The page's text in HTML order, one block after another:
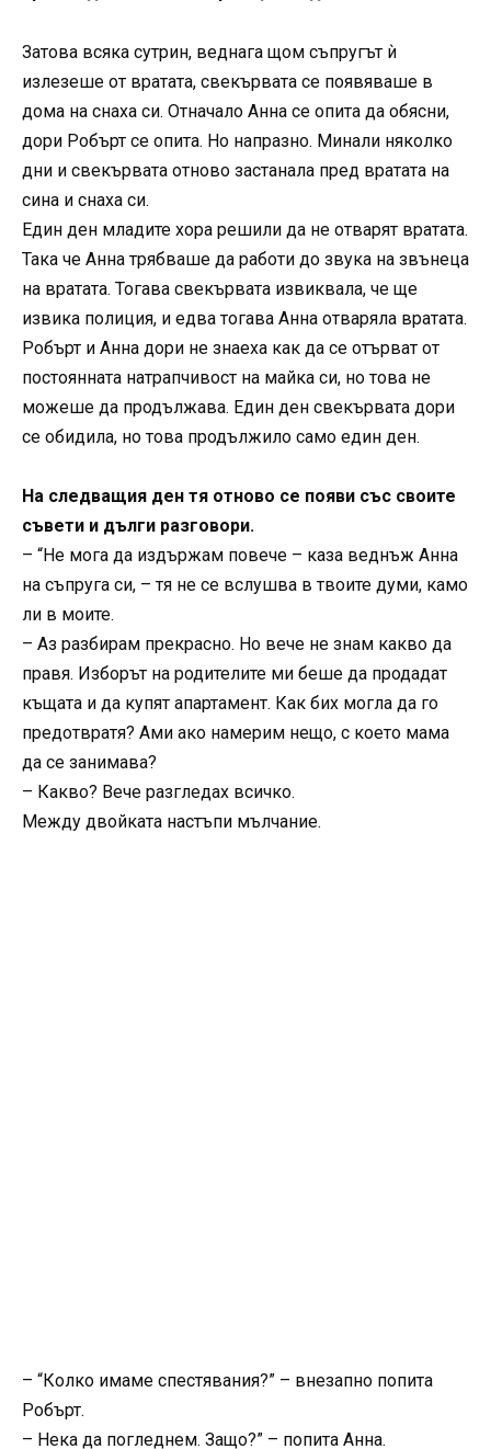
Затова всяка сутрин, веднага щом съпругът ѝ
излезеше от вратата, свекървата се появяваше в
дома на снаха си. Отначало Анна се опита да обясни,
дори Робърт се опита. Но напразно. Минали няколко
дни и свекървата отново застанала пред вратата на
сина и снаха си.
Един ден младите хора решили да не отварят вратата.
Така че Анна трябваше да работи до звука на звънеца
на вратата. Тогава свекървата извиквала, че ще
извика полиция, и едва тогава Анна отваряла вратата.
Робърт и Анна дори не знаеха как да се отърват от
постоянната натрапчивост на майка си, но това не
можеше да продължава. Един ден свекървата дори
се обидила, но това продължило само един ден.
На следващия ден тя отново се появи със своите
съвети и дълги разговори.
– “Не мога да издържам повече – каза веднъж Анна
на съпруга си, – тя не се вслушва в твоите думи, камо
ли в моите.
– Аз разбирам прекрасно. Но вече не знам какво да
правя. Изборът на родителите ми беше да продадат
къщата и да купят апартамент. Как бих могла да го
предотвратя? Ами ако намерим нещо, с което мама
да се занимава?
– Какво? Вече разгледах всичко.
Между двойката настъпи мълчание.
– “Колко имаме спестявания?” – внезапно попита
Робърт.
– Нека да погледнем. Защо?” – попита Анна.